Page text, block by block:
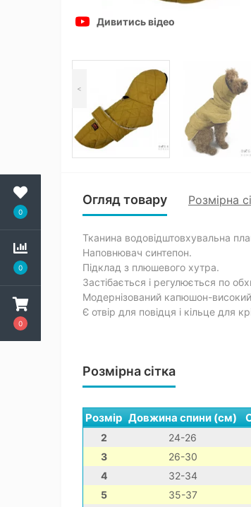
0
0
0
Дивитись відео
<
Огляд товару Розмірна
Тканина водовідштовхувальна
Наповнювач синтепон.
Підклад з плюшевого хутра.
Застібається і регулюється по
Модернізований капюшон-
Є отвір для повідця і кільце для
Розмірна сітка
Розмір Довжина спини (см)
2 24-26
3
26-30
4
32-34
5
35-37